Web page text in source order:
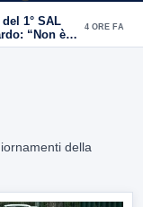
1° SAL
“Non è
4 ORE FA
della